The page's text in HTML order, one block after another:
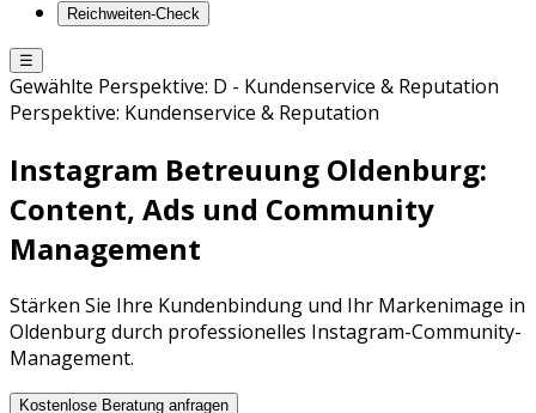
Reichweiten-Check
☰
Gewählte Perspektive: D - Kundenservice & Reputation
Perspektive: Kundenservice & Reputation
Instagram Betreuung Oldenburg:
Content, Ads und Community
Management
Stärken Sie Ihre Kundenbindung und Ihr Markenimage in
Oldenburg durch professionelles Instagram-Community-
Management.
Kostenlose Beratung anfragen